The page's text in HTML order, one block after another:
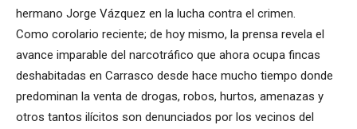
hermano Jorge Vázquez en la lucha contra el crimen.
Como corolario reciente; de hoy mismo, la prensa revela el
avance imparable del narcotráfico que ahora ocupa fincas
deshabitadas en Carrasco desde hace mucho tiempo donde
predominan la venta de drogas, robos, hurtos, amenazas y
otros tantos ilícitos son denunciados por los vecinos del